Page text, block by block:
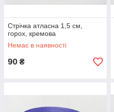
Стрічка атласна 1,5 см,
горох, кремова
Немає в наявності
90 ₴